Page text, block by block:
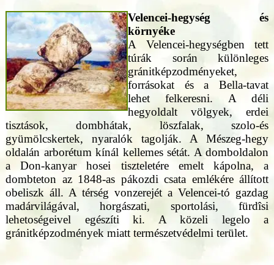
Velencei-hegység és
környéke
A Velencei-hegységben tett
túrák során különleges
gránitképzodményeket,
forrásokat és a Bella-tavat
lehet felkeresni. A déli
hegyoldalt völgyek, erdei
tisztások, dombhátak, löszfalak, szolo-és
gyümölcskertek, nyaralók tagolják. A Mészeg-hegy
oldalán arborétum kínál kellemes sétát. A domboldalon
a Don-kanyar hosei tiszteletére emelt kápolna, a
dombteton az 1848-as pákozdi csata emlékére állított
obeliszk áll. A térség vonzerejét a Velencei-tó gazdag
madárvilágával, horgászati, sportolási, fürdîsi
lehetoségeivel egészíti ki. A közeli legelo a
gránitképzodmények miatt természetvédelmi terület.